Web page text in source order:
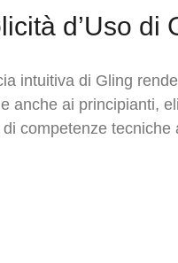
d’Uso di
intuitiva di Gling
anche ai principianti,
competenze tecniche